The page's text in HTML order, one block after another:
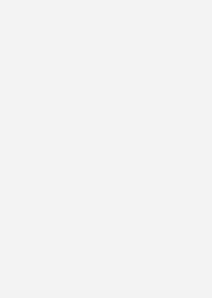
zu berücksichtigen. Gleich fällt bei
das
Anschrauben der Rohrschelle ins Gewicht (3
sind damit alle Bedingungen für einen
für
einem Stundensatz von 60 Euro schneiden
elf und zwölf Rohrleitungen. Allerdings ist
Geraden flach. Das heißt, das Ergebnis ist
Veränderungen der Parameter, die – wie
bestehen. Die Vergleichsrechnung gibt also
in der Praxis nicht vorhanden ist.
liefert damit keine belastbaren Ergebnisse.
dass die Zahl der Rohrleitungen für die
oder Schienenmontage sinnvoller ist,